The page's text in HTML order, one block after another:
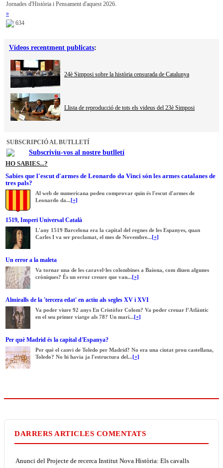
Jornades d'Història i Pensament d'aquest 2026.
»
634
Vídeos recentment publicats:
24è Simposi sobre la història censurada de Catalunya
Llista de reproducció de tots els videus del 23è Simposi
SUBSCRIPCIÓ AL BUTLLETÍ
Subscriviu-vos al nostre butlletí
HO SABIES...?
Sabies que l'escut d'armes de Leonardo da Vinci són les armes catalanes de
tres pals?
Al web de numericana podeu comprovar quin és l'escut d'armes de
Leonardo da...[+]
1519, Imperi Universal Català
L'any 1519 Barcelona era la capital del regnes de les Espanyes, quan
Carles I va ser proclamat, el mes de Novembre...[+]
Un error a la maleta
Va tornar una de les caravel·les colombines a Baiona, com diuen algunes
cròniques? És un error creure que van...[+]
Almiralls de la 'tercera edat' en actiu als segles XV i XVI
Va poder viure 92 anys En Cristòfor Colom? Va poder creuar l’Atlàntic
en el seu primer viatge als 78? Un marí...[+]
Per què Madrid és la capital d'Espanya?
Per què el canvi de Toledo per Madrid? No era una ciutat prou castellana,
Toledo? No hi havia ja l'estructura del...[+]
DARRERS ARTICLES COMENTATS
Anunci del Projecte de recerca Institut Nova Història: Els cavalls